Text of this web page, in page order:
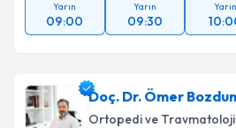
Yarın
09:00
Yarın
09:30
Yarın
Doç. Dr. Ömer
Ortopedi ve Travmatoloji